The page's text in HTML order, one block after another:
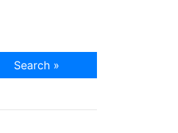
Search »